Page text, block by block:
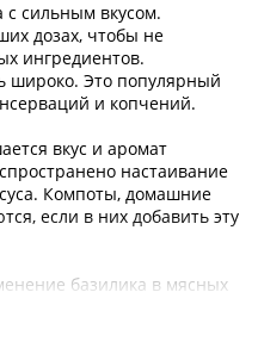
с сильным вкусом.
дозах, чтобы не
ингредиентов.
широко. Это популярный
и копчений.
вкус и аромат
настаивание
Компоты, домашние
если в них добавить эту
базилика в мясных
омлетом, в